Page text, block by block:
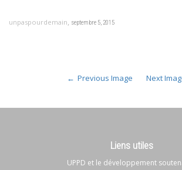
unpaspourdemain, septembre 5, 2015
Previous Image Next
Liens utiles
UPPD et le développement